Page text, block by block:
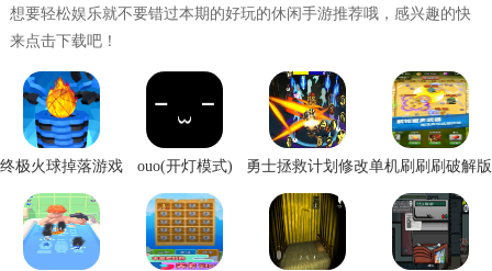
彩京战国之刃无限命版攻略
基础操作：
按键：Ａ射击(可蓄力)；Ｂ保险；与敌机碰撞会有一瞬间的硬直，且火
力降1级。
级而逐渐提升，决定了敌机的数量、弹速、发射速率、子弹数量、进
攻性。
想要轻松娱乐就不要错过本期的好玩的休闲手游推荐哦，感兴趣的快
来点击下载吧！
终极火球掉落游戏
ouo(开灯模式)
勇士拯救计划修改单机刷刷刷破解版